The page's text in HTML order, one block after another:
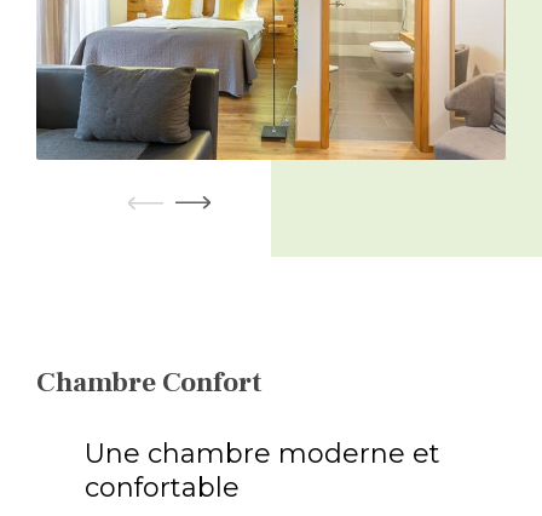
Chambre Confort
Une chambre moderne et
confortable